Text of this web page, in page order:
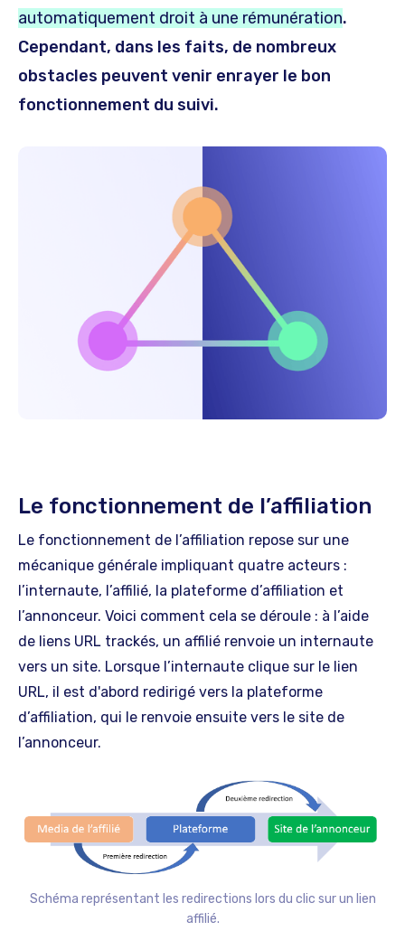
automatiquement droit à une rémunération.
Cependant, dans les faits, de nombreux
obstacles peuvent venir enrayer le bon
fonctionnement du suivi.
Le fonctionnement de l’affiliation
Le fonctionnement de l’affiliation repose sur une
mécanique générale impliquant quatre acteurs :
l’internaute, l’affilié, la plateforme d’affiliation et
l’annonceur. Voici comment cela se déroule : à l’aide
de liens URL trackés, un affilié renvoie un internaute
vers un site. Lorsque l’internaute clique sur le lien
URL, il est d'abord redirigé vers la plateforme
d’affiliation, qui le renvoie ensuite vers le site de
l’annonceur.
Schéma représentant les redirections lors du clic sur un lien
affilié.